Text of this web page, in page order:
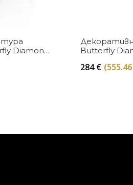
Diamond
Butterfly
284€